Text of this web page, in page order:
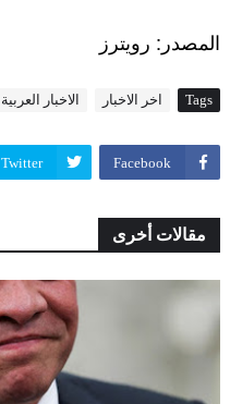
المصدر : رويترز
Tags اخر الاخبار الاخبار العربية
Facebook
Twitter
مقالات أخرى